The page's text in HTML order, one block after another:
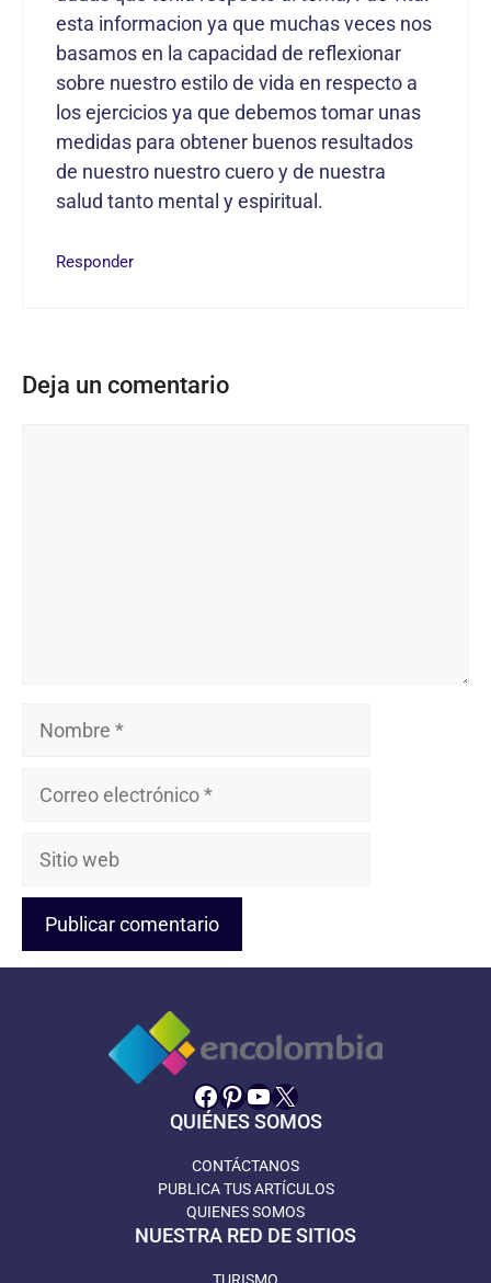
esta informacion ya que muchas veces nos
basamos en la capacidad de reflexionar
sobre nuestro estilo de vida en respecto a
los ejercicios ya que debemos tomar unas
medidas para obtener buenos resultados
de nuestro nuestro cuero y de nuestra
salud tanto mental y espiritual.
Responder
Deja un comentario
Nombre
Sitio
Facebook
Pinterest
YouTube
X
QUIÉNES SOMOS
CONTÁCTANOS
PUBLICA TUS ARTÍCULOS
QUIENES SOMOS
NUESTRA RED DE SITIOS